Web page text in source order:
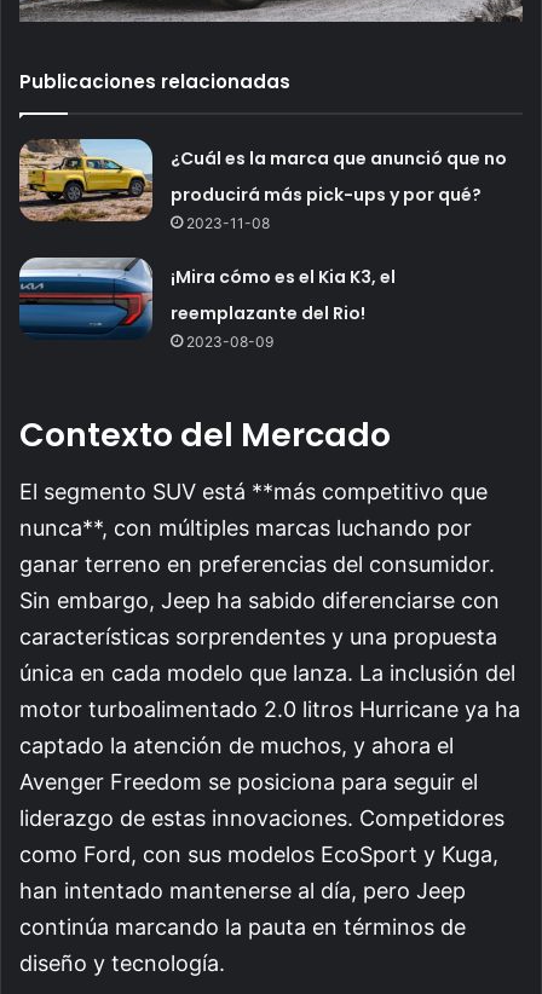
Publicaciones relacionadas
¿Cuál es la marca que anunció que no
producirá más pick-ups y por qué?
2023-11-08
¡Mira cómo es el Kia K3, el
reemplazante del Rio!
2023-08-09
Contexto del Mercado
El segmento SUV está **más competitivo que
nunca**, con múltiples marcas luchando por
ganar terreno en preferencias del consumidor.
Sin embargo, Jeep ha sabido diferenciarse con
características sorprendentes y una propuesta
única en cada modelo que lanza. La inclusión del
motor turboalimentado 2.0 litros Hurricane ya ha
captado la atención de muchos, y ahora el
Avenger Freedom se posiciona para seguir el
liderazgo de estas innovaciones. Competidores
como Ford, con sus modelos EcoSport y Kuga,
han intentado mantenerse al día, pero Jeep
continúa marcando la pauta en términos de
diseño y tecnología.